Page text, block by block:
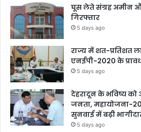
घूस लेते संग्रह अमीन
गिरफ्तार
5 days ago
राज्य में शत-प्रतिशत
एनईपी-2020 के
5 days ago
देहरादून के भविष्य
जनता, महायोजना-
सुनवाई में बढ़ी
5 days ago